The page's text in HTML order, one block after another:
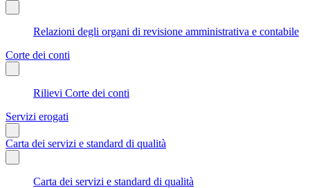
Relazioni degli organi di revisione amministrativa e contabile
Corte dei conti
Rilievi Corte dei conti
Servizi erogati
Carta dei servizi e standard di qualità
Carta dei servizi e standard di qualità